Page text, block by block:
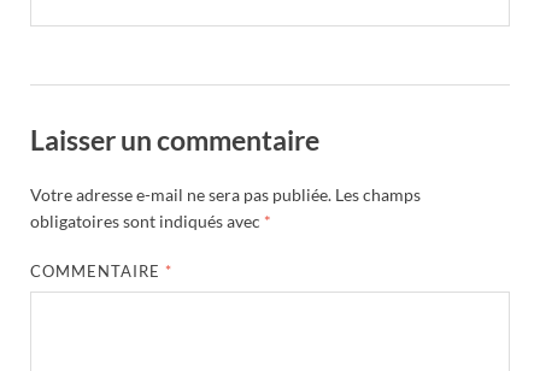
Laisser un commentaire
Votre adresse e-mail ne sera pas publiée. Les champs
obligatoires sont indiqués avec *
COMMENTAIRE *